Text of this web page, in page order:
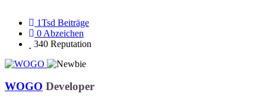
1Tsd Beiträge
0 Abzeichen
340 Reputation
WOGO Developer